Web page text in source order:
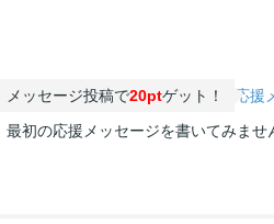
メッセージ投稿で20ptゲット！
応援
初の応援メッセージを書いてみませ